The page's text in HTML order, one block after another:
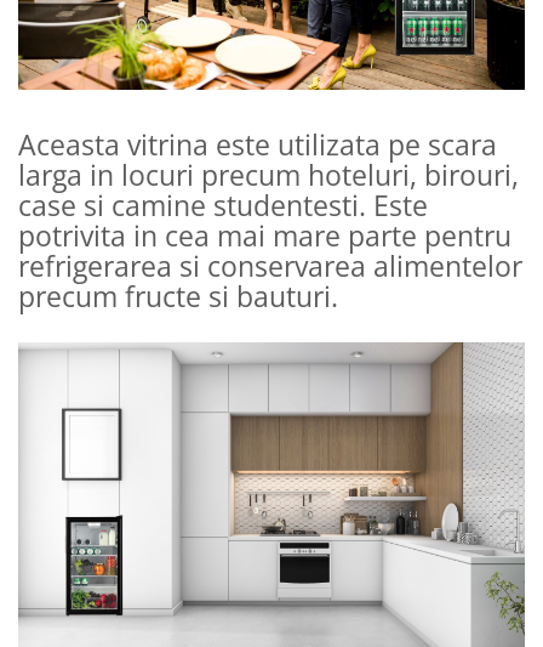
Aceasta vitrina este utilizata pe scara
larga in locuri precum hoteluri, birouri,
case si camine studentesti. Este
potrivita in cea mai mare parte pentru
refrigerarea si conservarea alimentelor
precum fructe si bauturi.